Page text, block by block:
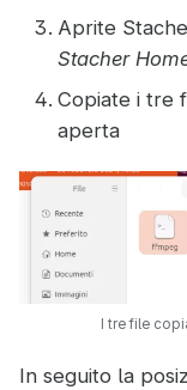
Aprite
Stacher
Copiate i tre
aperta
I tre file
In seguito la